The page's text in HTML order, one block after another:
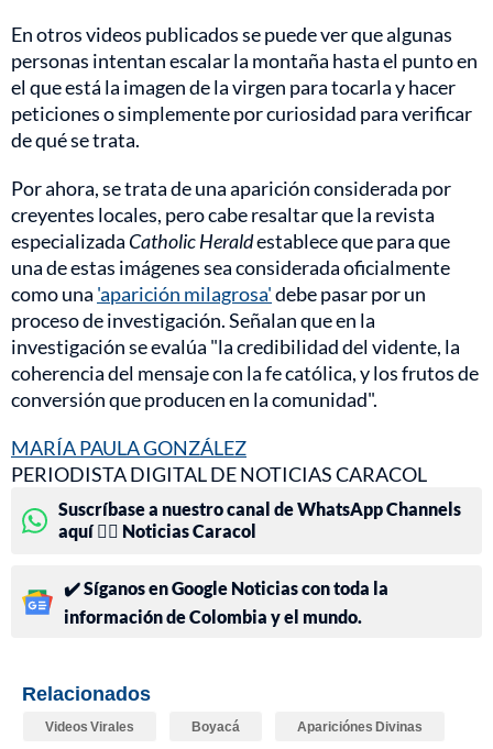
En otros videos publicados se puede ver que algunas
personas intentan escalar la montaña hasta el punto en
el que está la imagen de la virgen para tocarla y hacer
peticiones o simplemente por curiosidad para verificar
de qué se trata.
Por ahora, se trata de una aparición considerada por
creyentes locales, pero cabe resaltar que la revista
especializada Catholic Heraldestablece que para que
una de estas imágenes sea considerada oficialmente
como una 'aparición milagrosa'debe pasar por un
proceso de investigación. Señalan que en la
investigación se evalúa "la credibilidad del vidente, la
coherencia del mensaje con la fe católica, y los frutos de
conversión que producen en la comunidad".
MARÍA PAULA GONZÁLEZ
PERIODISTA DIGITAL DE NOTICIAS CARACOL
Suscríbase a nuestro canal de WhatsApp Channels
aquí 👉🏻 Noticias Caracol
✔️ Síganos en Google Noticias con toda la
información de Colombia y el mundo.
Relacionados
Videos Virales Boyacá Apariciónes Divinas